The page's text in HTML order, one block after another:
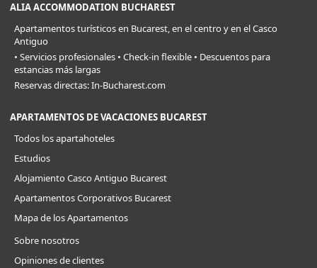
ALIA ACCOMMODATION BUCHAREST
Apartamentos turísticos en Bucarest, en el centro y en el Casco
Antiguo
• Servicios profesionales • Check-in flexible • Descuentos para
estancias más largas
Reservas directas: In-Bucharest.com
APARTAMENTOS DE VACACIONES BUCAREST
Todos los apartahoteles
Estudios
Alojamiento Casco Antiguo Bucarest
Apartamentos Corporativos Bucarest
Mapa de los Apartamentos
Sobre nosotros
Opiniones de clientes